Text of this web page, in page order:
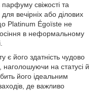
свіжості та
вечірніх або ділових
Platinum Égoïste не
в неформальному
його здатність чудово
на статусі й
його ідеальним
де важливо